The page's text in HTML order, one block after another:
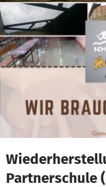
Zum Hauptinhalt
Erklärung zur
Partnerschule